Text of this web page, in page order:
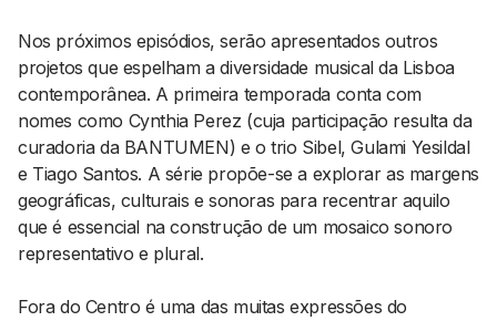
Nos próximos episódios, serão apresentados outros
projetos que espelham a diversidade musical da Lisboa
contemporânea. A primeira temporada conta com
nomes como Cynthia Perez (cuja participação resulta da
curadoria da BANTUMEN) e o trio Sibel, Gulami Yesildal
e Tiago Santos. A série propõe-se a explorar as margens
geográficas, culturais e sonoras para recentrar aquilo
que é essencial na construção de um mosaico sonoro
representativo e plural.
Fora do Centro é uma das muitas expressões do